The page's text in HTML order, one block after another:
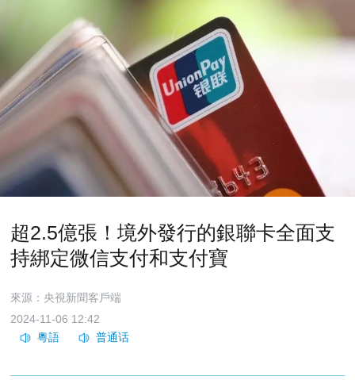
超2.5億張！境外發行的銀聯卡全面支
持綁定微信支付和支付寶
來源：央視新聞客戶端
2024-11-06 12:42